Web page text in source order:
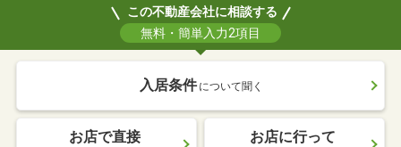
この不動産会社に相談する
無料・簡単入力2項目
入居条件 について聞く
お店で直接 お店に行って